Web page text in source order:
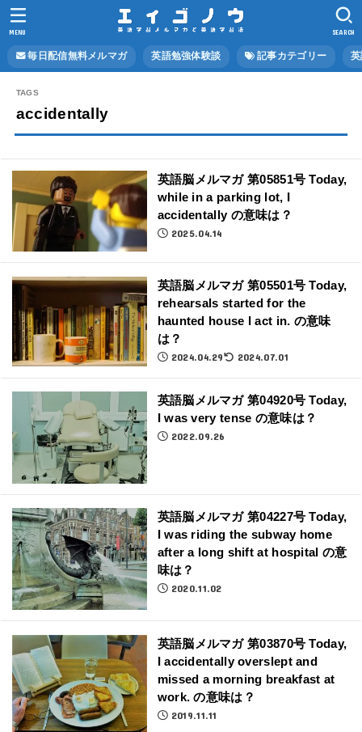
毎日配信無料メルマガ 英語勉強体験談 記事カテゴリー
SEARCH
MENU
accidentally
英語脳メルマガ 第05851号 Today,
while in a parking lot, I
accidentally の意味は？
2025.04.14
英語脳メルマガ 第05501号 Today,
rehearsals started for the
haunted house I act in. の意味
は？
2024.04.29 2024.07.01
英語脳メルマガ 第04920号 Today,
I was very tense の意味は？
2022.09.26
英語脳メルマガ 第04227号 Today,
I was riding the subway home
after a long shift at hospital の意
味は？
2020.11.02
英語脳メルマガ 第03870号 Today,
I accidentally overslept and
missed a morning breakfast at
work. の意味は？
2019.11.11